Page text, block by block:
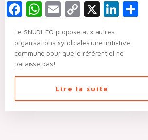
Facebook
WhatsApp
EmailCopy
X
Le SNUDI-FO propose aux autres
organisations syndicales une initiative
commune pour que le référentiel ne
paraisse pas!
Lire la suite